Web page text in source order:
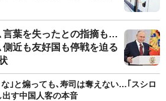
言葉を失ったとの指摘も…
近も友好国も停戦を迫る
｣と煽っても､寿司は奪えない…｢スシロ
す中国人客の本音